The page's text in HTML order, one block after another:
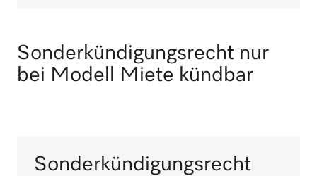
Sonderkündigungsrecht nur
bei Modell Miete kündbar
Sonderkündigungsrecht